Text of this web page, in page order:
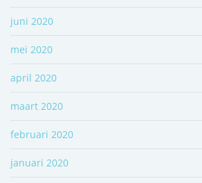
juni 2020
mei 2020
april 2020
maart 2020
februari 2020
januari 2020